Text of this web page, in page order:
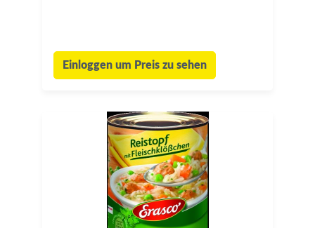
Einloggen um Preis zu sehen